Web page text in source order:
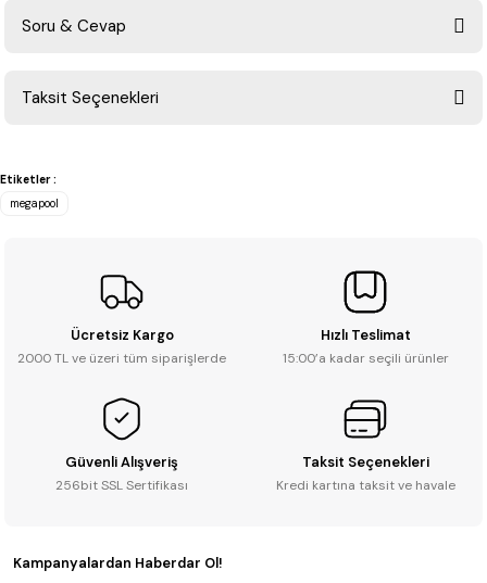
Soru & Cevap
Taksit Seçenekleri
Etiketler :
megapool
Ücretsiz Kargo
2000 TL ve üzeri tüm siparişlerde
Hızlı Teslimat
15:00’a kadar seçili ürünler
Güvenli Alışveriş
256bit SSL Sertifikası
Taksit Seçenekleri
Kredi kartına taksit ve havale
Kampanyalardan Haberdar Ol!